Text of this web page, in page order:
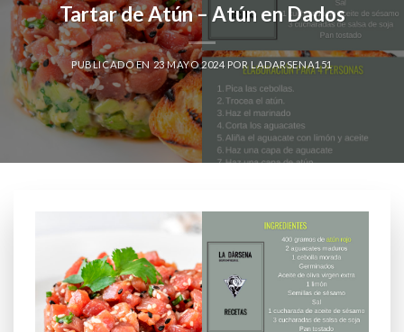
Tartar de Atún – Atún en Dados
PUBLICADO EN23 MAYO 2024POR LADARSENA151